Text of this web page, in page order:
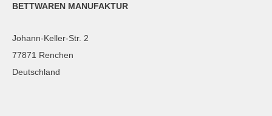
BETTWAREN MANUFAKTUR
Johann-Keller-Str. 2
77871 Renchen
Deutschland